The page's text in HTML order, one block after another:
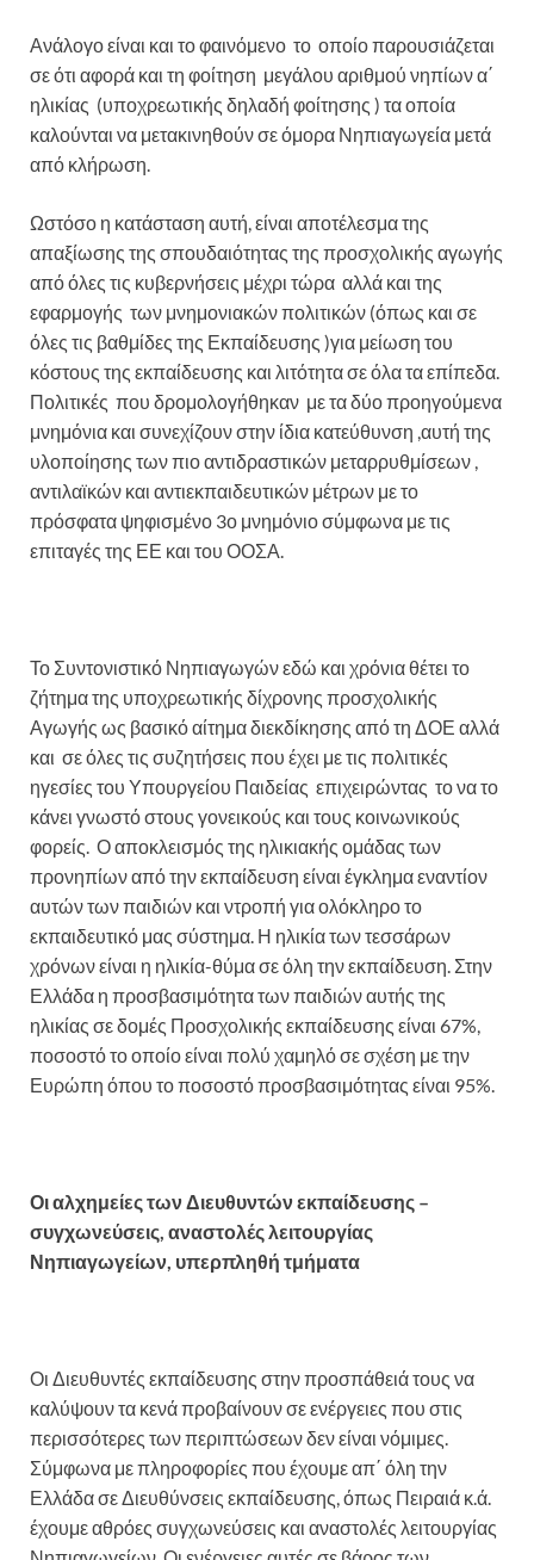
Ανάλογο είναι και το φαινόμενο το οποίο παρουσιάζεται
σε ότι αφορά και τη φοίτηση μεγάλου αριθμού νηπίων α΄
ηλικίας (υποχρεωτικής δηλαδή φοίτησης ) τα οποία
καλούνται να μετακινηθούν σε όμορα Νηπιαγωγεία μετά
από κλήρωση.
Ωστόσο η κατάσταση αυτή, είναι αποτέλεσμα της
απαξίωσης της σπουδαιότητας της προσχολικής αγωγής
από όλες τις κυβερνήσεις μέχρι τώρα αλλά και της
εφαρμογής των μνημονιακών πολιτικών (όπως και σε
όλες τις βαθμίδες της Εκπαίδευσης )για μείωση του
κόστους της εκπαίδευσης και λιτότητα σε όλα τα επίπεδα.
Πολιτικές που δρομολογήθηκαν με τα δύο προηγούμενα
μνημόνια και συνεχίζουν στην ίδια κατεύθυνση ,αυτή της
υλοποίησης των πιο αντιδραστικών μεταρρυθμίσεων ,
αντιλαϊκών και αντιεκπαιδευτικών μέτρων με το
πρόσφατα ψηφισμένο 3ο μνημόνιο σύμφωνα με τις
επιταγές της ΕΕ και του ΟΟΣΑ.
Το Συντονιστικό Νηπιαγωγών εδώ και χρόνια θέτει το
ζήτημα της υποχρεωτικής δίχρονης προσχολικής
Αγωγής ως βασικό αίτημα διεκδίκησης από τη ΔΟΕ αλλά
και σε όλες τις συζητήσεις που έχει με τις πολιτικές
ηγεσίες του Υπουργείου Παιδείας επιχειρώντας το να το
κάνει γνωστό στους γονεικούς και τους κοινωνικούς
φορείς. Ο αποκλεισμός της ηλικιακής ομάδας των
προνηπίων από την εκπαίδευση είναι έγκλημα εναντίον
αυτών των παιδιών και ντροπή για ολόκληρο το
εκπαιδευτικό μας σύστημα. Η ηλικία των τεσσάρων
χρόνων είναι η ηλικία-θύμα σε όλη την εκπαίδευση. Στην
Ελλάδα η προσβασιμότητα των παιδιών αυτής της
ηλικίας σε δομές Προσχολικής εκπαίδευσης είναι 67%,
ποσοστό το οποίο είναι πολύ χαμηλό σε σχέση με την
Ευρώπη όπου το ποσοστό προσβασιμότητας είναι 95%.
Οι αλχημείες των Διευθυντών εκπαίδευσης –
συγχωνεύσεις, αναστολές λειτουργίας
Νηπιαγωγείων, υπερπληθή τμήματα
Οι Διευθυντές εκπαίδευσης στην προσπάθειά τους να
καλύψουν τα κενά προβαίνουν σε ενέργειες που στις
περισσότερες των περιπτώσεων δεν είναι νόμιμες.
Σύμφωνα με πληροφορίες που έχουμε απ΄ όλη την
Ελλάδα σε Διευθύνσεις εκπαίδευσης, όπως Πειραιά κ.ά.
έχουμε αθρόες συγχωνεύσεις και αναστολές λειτουργίας